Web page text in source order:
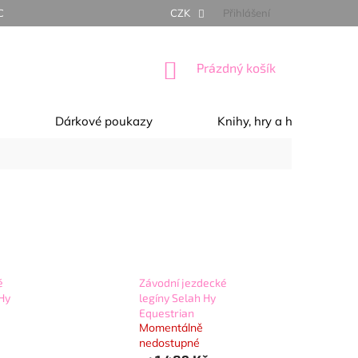
PODMÍNKY OCHRANA OSOBNÍCH ÚDAJŮ
CZK Přihlášení
NÁKUPNÍ
Prázdný košík
Dárkové poukazy Knihy, hry a hračky
Závodní jezdecké
legíny Selah Hy
Equestrian
Momentálně
nedostupné